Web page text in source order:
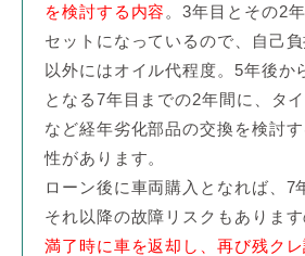
を検討する内容 。3年目とその2
セットになっているので、自己
以外にはオイル代程度。5年後か
となる7年目までの2年間に、タ
など経年劣化部品の交換を検討
性があります。
ローン後に車両購入となれば、7
それ以降の故障リスクもあります
満了時に車を返却し、再び残ク